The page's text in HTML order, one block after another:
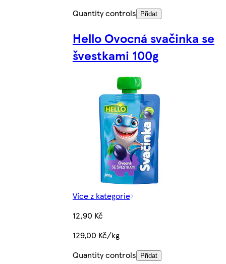
Quantity controls
Přidat
Hello Ovocná svačinka se
švestkami 100g
Více z kategorie
12,90 Kč
129,00 Kč/kg
Quantity controls
Přidat